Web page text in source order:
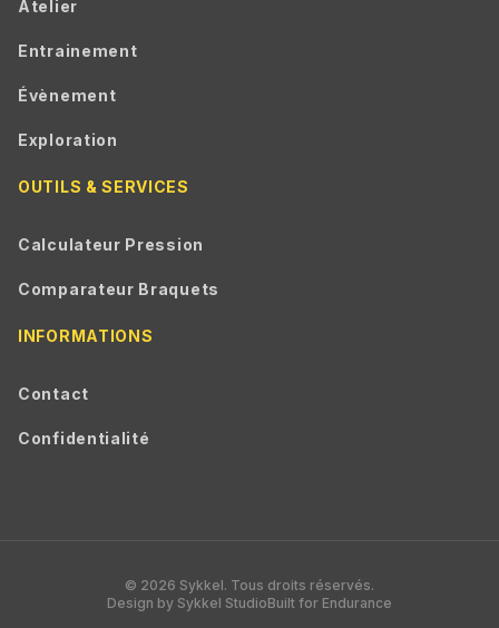
Atelier
Entrainement
Évènement
Exploration
OUTILS & SERVICES
Calculateur Pression
Comparateur Braquets
INFORMATIONS
Contact
Confidentialité
© 2026 Sykkel. Tous droits réservés.
Design by Sykkel StudioBuilt for Endurance